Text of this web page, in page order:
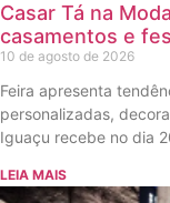
Casar Tá na
casamentos e
10 de agosto de 2026
Feira apresenta
personalizadas,
Iguaçu recebe no dia
LEIA MAIS